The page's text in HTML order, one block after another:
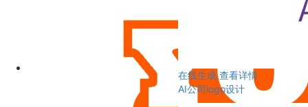
在线生成 查看详情
AI公司logo设计